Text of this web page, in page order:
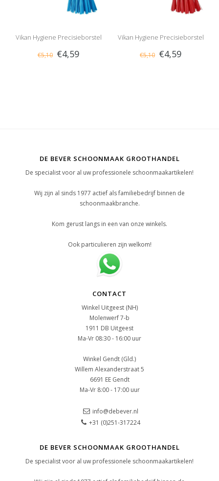
Vikan Hygiene Precisieborstel
met Schraper, Blauw
€5,10 €4,59
Vikan Hygiene Precisieborstel
met Schraper, Rood
€5,10 €4,59
DE BEVER SCHOONMAAK GROOTHANDEL
De specialist voor al uw professionele schoonmaakartikelen!
Wij zijn al sinds 1977 actief als familiebedrijf binnen de
schoonmaakbranche.
Kom gerust langs in een van onze winkels.
Ook particulieren zijn welkom!
CONTACT
Winkel Uitgeest (NH)
Molenwerf 7-b
1911 DB Uitgeest
Ma-Vr 08:30 - 16:00 uur
Winkel Gendt (Gld.)
Willem Alexanderstraat 5
6691 EE Gendt
Ma-Vr 8:00 - 17:00 uur
info@debever.nl
+31 (0)251-317224
DE BEVER SCHOONMAAK GROOTHANDEL
De specialist voor al uw professionele schoonmaakartikelen!